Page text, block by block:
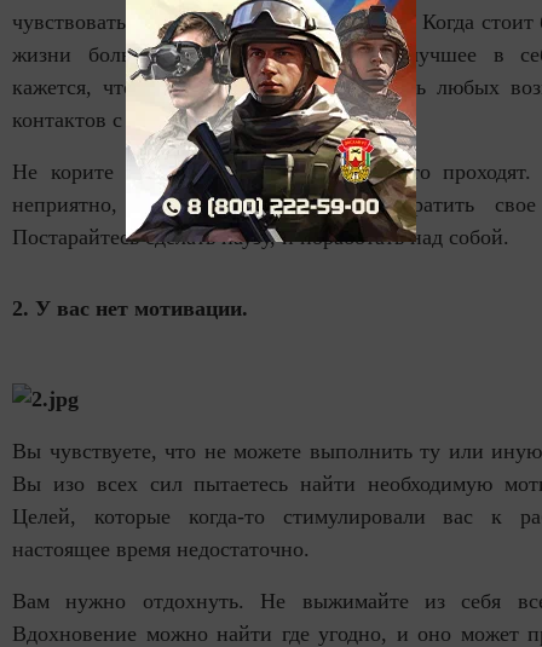
чувствовать себя все более раздраженным. Когда стоит
жизни больше, используя все самое лучшее в
кажется, что намного безопаснее избегать любых
контактов с внешним миром.
Не корите себя за это, многие через это
неприятно, но не стоит попросту тратить
Постарайтесь сделать паузу, и поработать над собой.
2. У вас нет мотивации.
Вы чувствуете, что не можете выполнить ту или
Вы изо всех сил пытаетесь найти необходимую
Целей, которые когда-то стимулировали вас к
настоящее время недостаточно.
Вам нужно отдохнуть. Не выжимайте из себя
Вдохновение можно найти где угодно, и оно может